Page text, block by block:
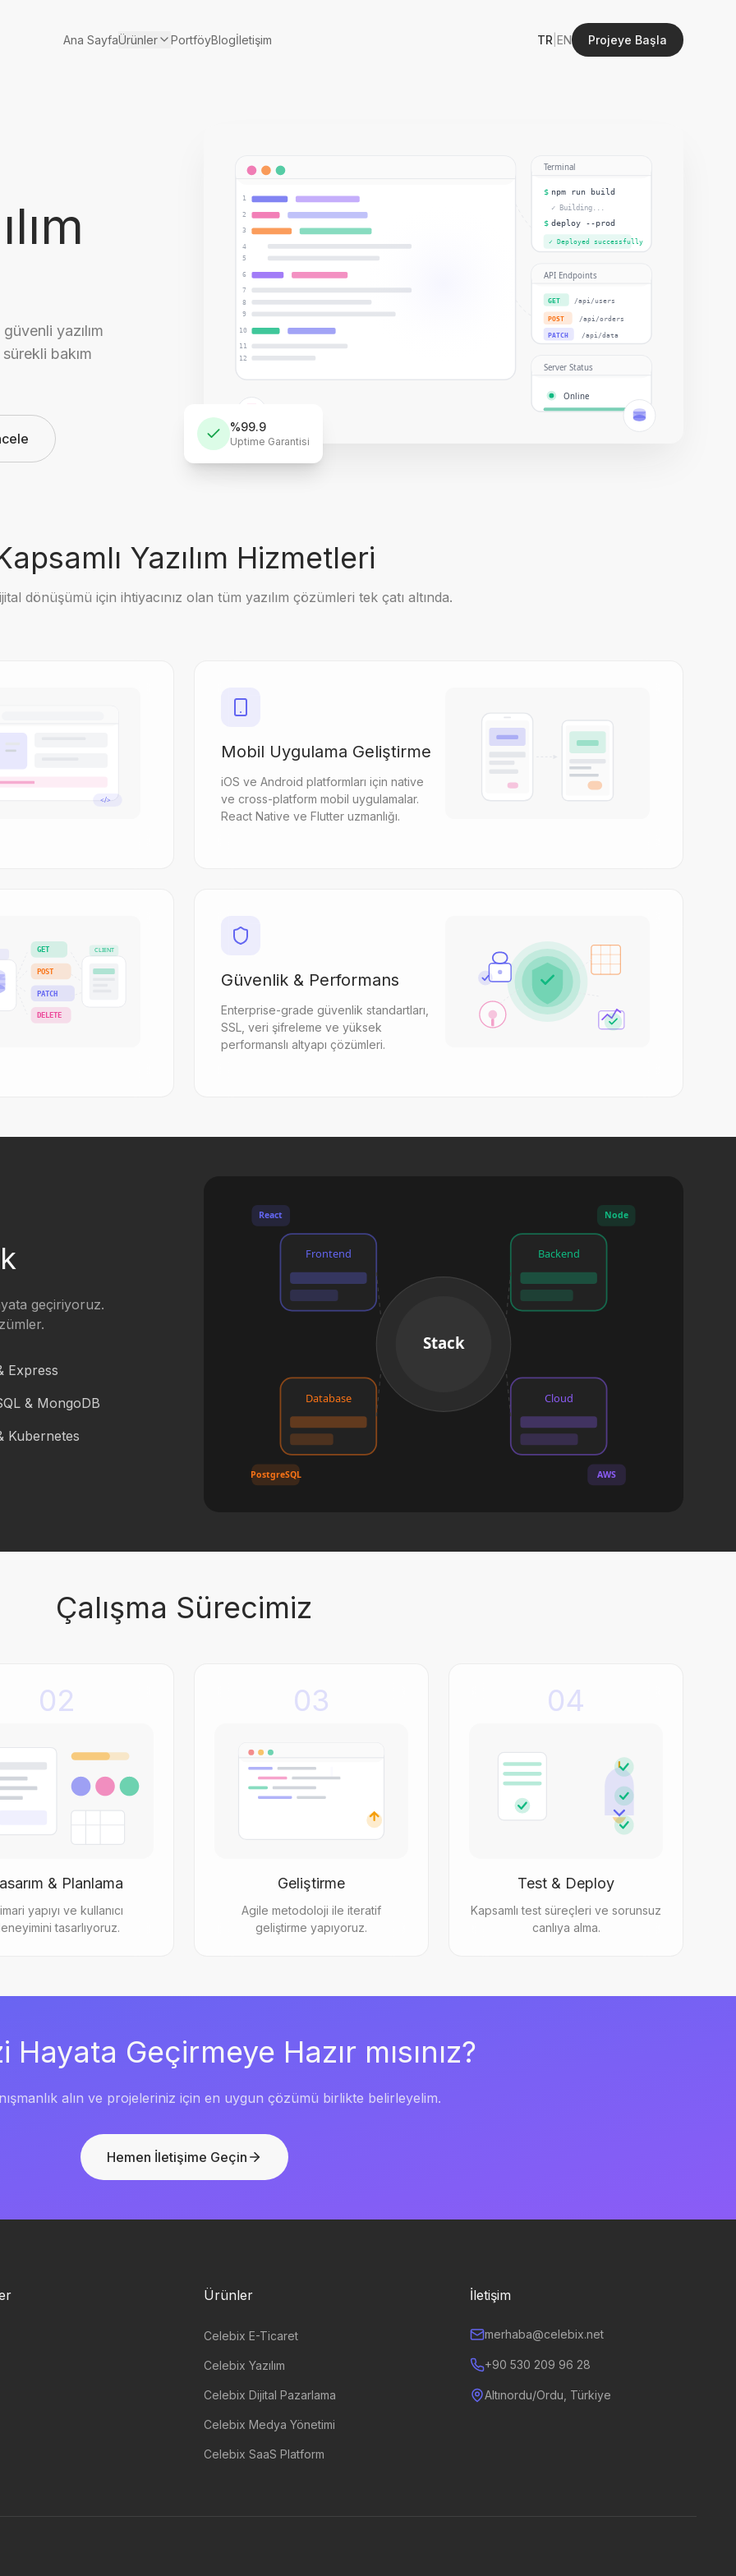
Ana SayfaÜrünler PortföyBlogİletişim TR EN Projeye Başla
yazılım
bakım
1
2
3
4
5
6
7
8
9
10
11
12
Terminal
$ npm run build
✓ Building...
$ deploy --prod
✓ Deployed successfully
API Endpoints
GET /api/users
POST /api/orders
PATCH /api/data
Server Status
Online
%99.9
Uptime Garantisi
Yazılım Hizmetleri
dönüşümü için ihtiyacınız olan tüm yazılım çözümleri tek çatı altında.
</>
Mobil Uygulama Geliştirme
iOS ve Android platformları için native
ve cross-platform mobil uygulamalar.
React Native ve Flutter uzmanlığı.
GET
POST
PATCH
DELETE
CLIENT
Güvenlik & Performans
Enterprise-grade güvenlik standartları,
SSL, veri şifreleme ve yüksek
performanslı altyapı çözümleri.
geçiriyoruz.
Express
& MongoDB
Kubernetes
Stack
Frontend Backend
Database Cloud
React Node
PostgreSQL AWS
Çalışma Sürecimiz
02
& Planlama
yapıyı ve kullanıcı
tasarlıyoruz.
03
Geliştirme
Agile metodoloji ile iteratif
geliştirme yapıyoruz.
04
Test & Deploy
Kapsamlı test süreçleri ve sorunsuz
canlıya alma.
Hayata Geçirmeye Hazır mısınız?
alın ve projeleriniz için en uygun çözümü birlikte belirleyelim.
Hemen İletişime Geçin
Ürünler
Celebix E-Ticaret
Celebix Yazılım
Celebix Dijital Pazarlama
Celebix Medya Yönetimi
Celebix SaaS Platform
İletişim
merhaba@celebix.net
+90 530 209 96 28
Altınordu/Ordu, Türkiye